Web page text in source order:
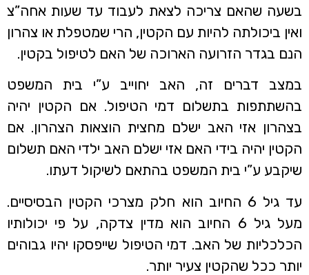
בשעה שהאם צריכה לצאת לעבוד עד שעות אחה”צ
ואין ביכולתה להיות עם הקטין, הרי שמטפלת או צהרון
הנם בגדר הזרועה הארוכה של האם לטיפול בקטין.
במצב דברים זה, האב יחוייב ע”י בית המשפט
בהשתתפות בתשלום דמי הטיפול. אם הקטין יהיה
בצהרון אזי האב ישלם מחצית הוצאות הצהרון. אם
הקטין יהיה בידי האם אזי ישלם האב ילדי האם תשלום
שיקבע ע”י בית המשפט בהתאם לשיקול דעתו.
עד גיל 6 החיוב הוא חלק מצרכי הקטין הבסיסיים.
מעל גיל 6 החיוב הוא מדין צדקה, על פי יכולותיו
הכלכליות של האב. דמי הטיפול שייפסקו יהיו גבוהים
יותר ככל שהקטין צעיר יותר.